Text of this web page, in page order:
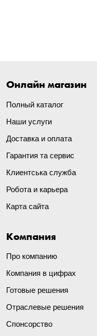
Онлайн магазин
Полный каталог
Наши услуги
Доставка и оплата
Гарантия та сервис
Клиентська служба
Робота и карьера
Карта сайта
Компания
Про компанию
Компания в цифрах
Готовые решения
Отраслевые решения
Спонсорство